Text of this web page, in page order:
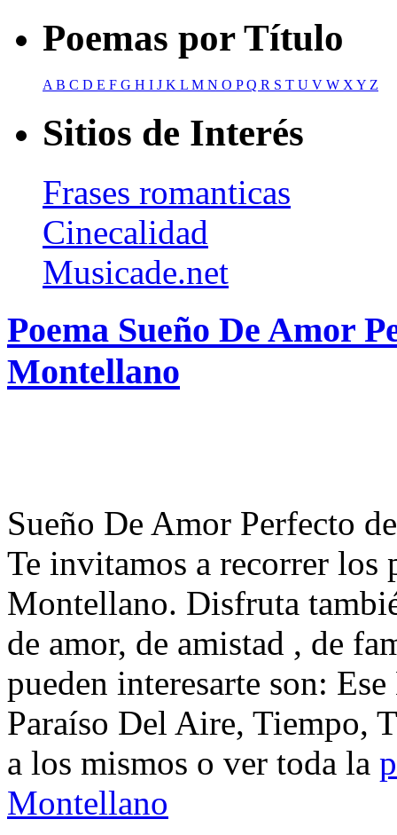
Poemas por Título
A B C D E F G H I J K L M N O PQ R S T U V W X Y Z
Sitios de Interés
Frases romanticas
Cinecalidad
Musicade.net
Poema Sueño De Amor
Montellano
Sueño De Amor Perfecto
Te invitamos a recorrer los
Montellano. Disfruta
de amor, de amistad , de
pueden interesarte son:
Paraíso Del Aire, Tiempo,
a los mismos o ver toda la
Montellano